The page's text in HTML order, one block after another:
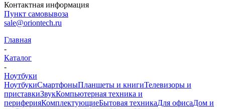
Контактная информация
Пункт самовывоза
sale@oriontech.ru
Главная
-
Каталог
-
Ноутбуки
НоутбукиСмартфоныПланшеты и книгиТелевизоры и
приставкиЗвукКомпьютерная техника и
периферияКомплектующиеБытовая техникаДля офисаДом и